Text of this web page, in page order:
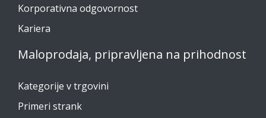
Korporativna odgovornost
Kariera
Maloprodaja, pripravljena na prihodnost
Kategorije v trgovini
Primeri strank